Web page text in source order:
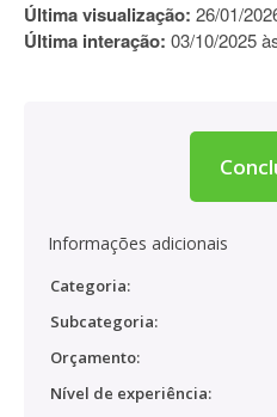
Última visualização: 26/01/
Última interação: 03/10/2025
Informações adicionais
Categoria:
Subcategoria:
Orçamento:
Nível de experiência: